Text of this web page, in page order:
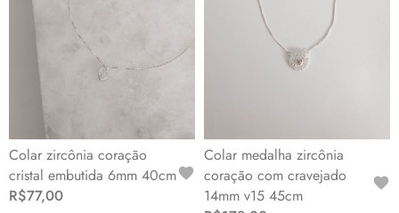
Colar zircônia coração
cristal embutida 6mm 40cm
R$77,00
Colar medalha zircônia
coração com cravejado
14mm v15 45cm